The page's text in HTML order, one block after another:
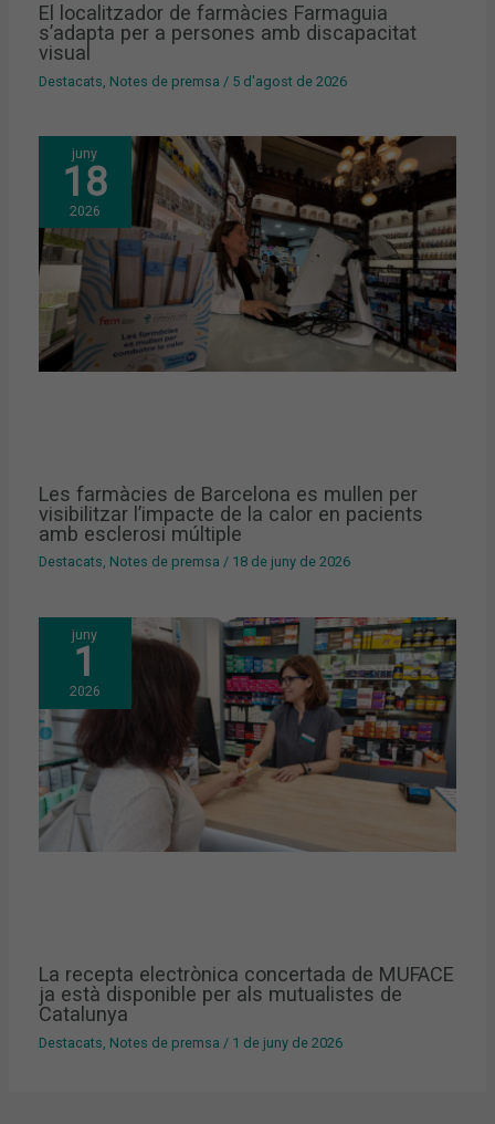
El localitzador de farmàcies Farmaguia
s’adapta per a persones amb discapacitat
visual
Destacats Notes de premsa / 5 d'agost de 2026
juny
18
2026
Les farmàcies de Barcelona es mullen per
visibilitzar l’impacte de la calor en pacients
amb esclerosi múltiple
Destacats, Notes de premsa / 18 de juny de 2026
juny
1
2026
La recepta electrònica concertada de MUFACE
ja està disponible per als mutualistes de
Catalunya
Destacats Notes de premsa / 1 de juny de 2026